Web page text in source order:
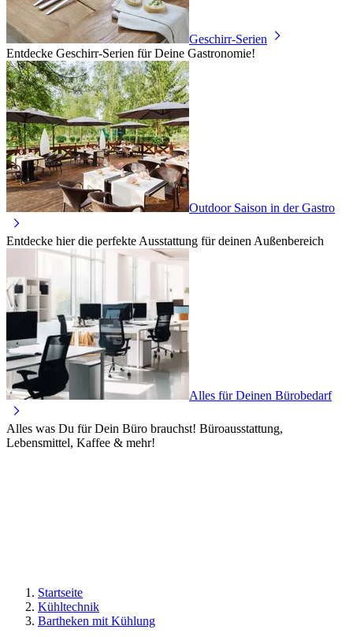
Geschirr-Serien
Entdecke Geschirr-Serien für Deine Gastronomie!
Outdoor Saison in der Gastro
Entdecke hier die perfekte Ausstattung für deinen Außenbereich
Alles für Deinen Bürobedarf
Alles was Du für Dein Büro brauchst! Büroausstattung,
Lebensmittel, Kaffee & mehr!
Startseite
Kühltechnik
Bartheken mit Kühlung